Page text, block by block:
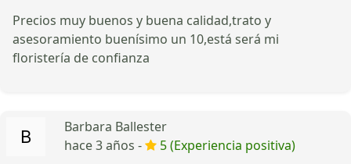
Precios muy buenos y buena calidad,trato y
asesoramiento buenísimo un 10,está será mi
floristería de confianza
Barbara Ballester
hace 3 años -
5 (Experiencia positiva)